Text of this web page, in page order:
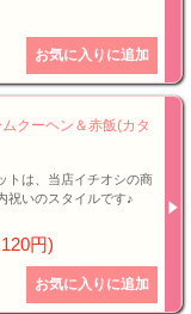
クーヘン＆赤飯(カタ
トは、当店イチオシの商
祝いのスタイルです♪
円)